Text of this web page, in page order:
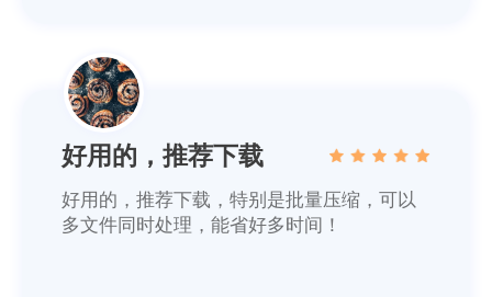
好用的，推荐下载
好用的，推荐下载，特别是批量压缩，可以
多文件同时处理，能省好多时间！